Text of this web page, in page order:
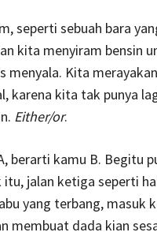
seperti sebuah bara
kita menyiram bensin
menyala. Kita
karena kita tak punya
Either/or.
berarti kamu B. Begitu
jalan ketiga seperti
yang terbang, masuk
membuat dada kian